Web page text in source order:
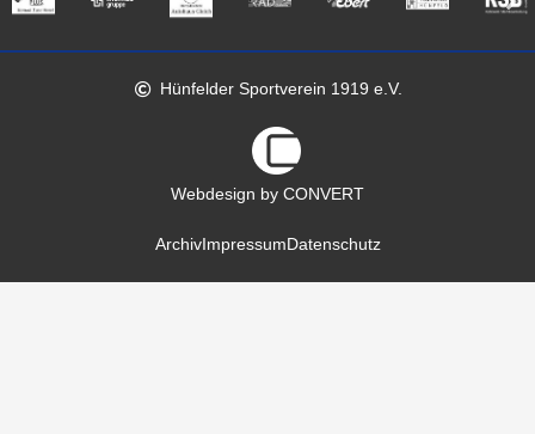
Hünfelder Sportverein 1919 e.V.
Webdesign by CONVERT
ArchivImpressum Datenschutz